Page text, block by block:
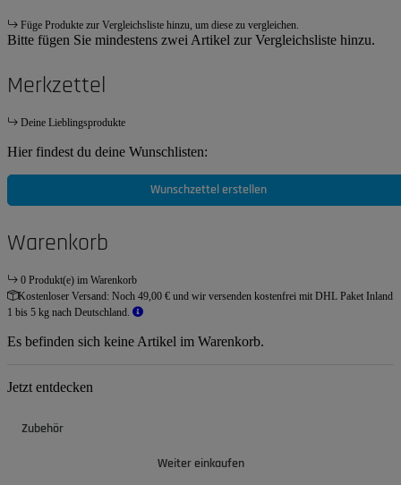
Füge Produkte zur Vergleichsliste hinzu, um diese zu vergleichen.
Bitte fügen Sie mindestens zwei Artikel zur Vergleichsliste hinzu.
Merkzettel
Deine Lieblingsprodukte
Hier findest du deine Wunschlisten:
Wunschzettel erstellen
Warenkorb
0 Produkt(e) im Warenkorb
Kostenloser Versand: Noch 49,00 € und wir versenden kostenfrei mit DHL Paket Inland
1 bis 5 kg nach Deutschland.
Es befinden sich keine Artikel im Warenkorb.
Jetzt entdecken
Zubehör
Weiter einkaufen